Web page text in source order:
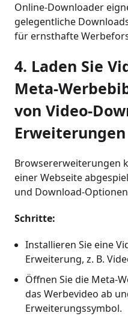
Online-Downloader
gelegentliche
für ernsthafte
4. Laden Sie
Meta-
von Video-
Browsererweiterungen
einer Webseite
und Download-
Schritte:
Installieren Sie eine
Erweiterung, z. B.
Öffnen Sie die Meta-
das Werbevideo ab
Erweiterungssymbol.